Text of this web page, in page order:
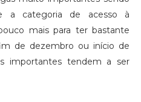
a categoria de acesso à
mais para ter bastante
de dezembro ou início de
importantes tendem a ser